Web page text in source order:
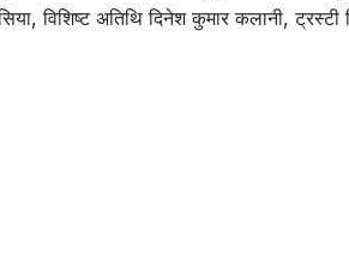
विशिष्ट अतिथि दिनेश कुमार कलानी,